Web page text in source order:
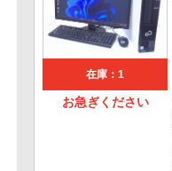
在庫：1
お急ぎください